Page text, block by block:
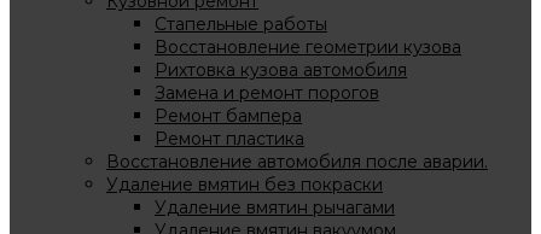
Стапельные работы
Восстановление геометрии кузова
Рихтовка кузова автомобиля
Замена и ремонт порогов
Ремонт бампера
Ремонт пластика
Восстановление автомобиля после аварии.
Удаление вмятин без покраски
Удаление вмятин рычагами